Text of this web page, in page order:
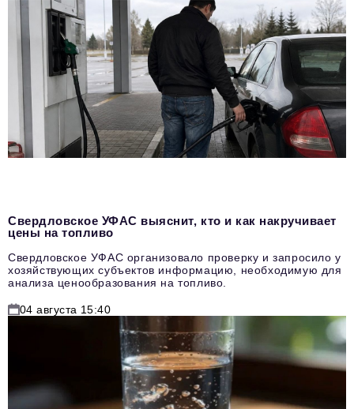
Свердловское УФАС выяснит, кто и как накручивает
цены на топливо
Свердловское УФАС организовало проверку и запросило у
хозяйствующих субъектов информацию, необходимую для
анализа ценообразования на топливо.
04 августа 15:40